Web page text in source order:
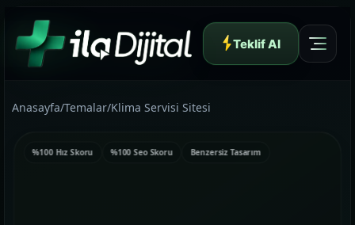
Teklif Al
Anasayfa/Temalar/Klima Servisi Sitesi
%100 Hız Skoru %100 Seo Skoru Benzersiz Tasarım